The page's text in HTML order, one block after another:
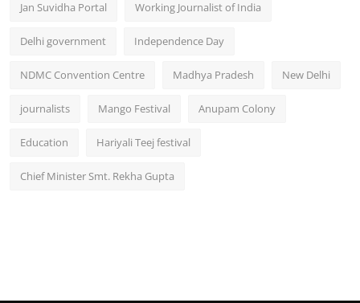
Jan Suvidha Portal Working Journalist of India
Delhi government Independence Day
NDMC Convention Centre Madhya Pradesh New Delhi
journalists Mango Festival Anupam Colony
Education Hariyali Teej festival
Chief Minister Smt. Rekha Gupta